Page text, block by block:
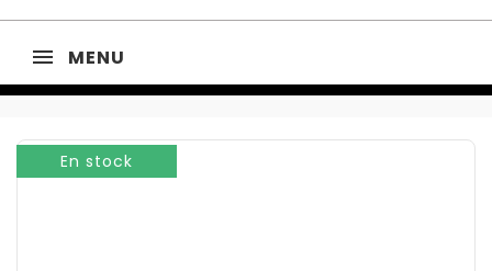
MENU
En stock